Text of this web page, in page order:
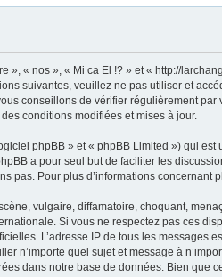
», « nos », « Mi ca El !? » et « http://
suivantes, veuillez ne pas utiliser et
conseillons de vérifier régulièrement
conditions modifiées et mises à jour.
phpBB » et « phpBB Limited ») qui
a pour seul but de faciliter les
pas. Pour plus d’informations concernant
vulgaire, diffamatoire, choquant,
Si vous ne respectez pas ces
L’adresse IP de tous les
n’importe quel sujet et message à
dans notre base de données. Bien que